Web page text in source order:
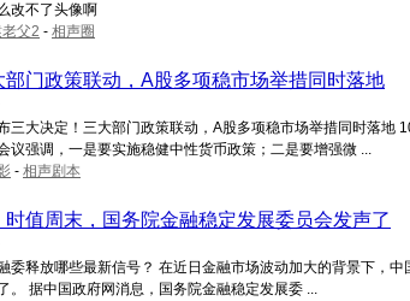
改不了头像啊
父2 - 相声圈
门政策联动，A股多项稳市场举措同时落地
三大决定！三大部门政策联动，A股多项稳市场举措同时落地
议强调，一是要实施稳健中性货币政策；二是要增强微 ...
- 相声剧本
值周末，国务院金融稳定发展委员会发声了
委释放哪些最新信号？ 在近日金融市场波动加大的背景下，
。 据中国政府网消息，国务院金融稳定发展委 ...